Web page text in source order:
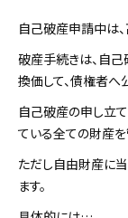
自己破産申請中は
破産手続きは、自
換価して、債権者へ
自己破産の申し立
ている全ての財産を
ただし自由財産に
ます。